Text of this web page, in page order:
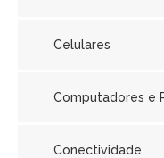
Celulares
Computadores e
Conectividade